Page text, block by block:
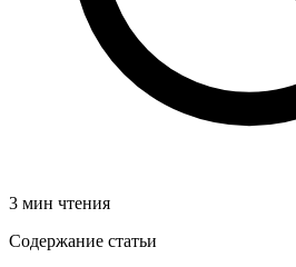
3 мин чтения
Содержание статьи